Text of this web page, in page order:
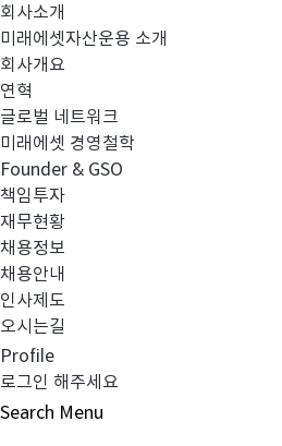
회사소개
미래에셋자산운용 소개
회사개요
연혁
글로벌 네트워크
미래에셋 경영철학
Founder & GSO
책임투자
재무현황
채용정보
채용안내
인사제도
오시는길
Profile
로그인 해주세요
Search Menu
항상 미래에셋을 아껴주시는 고
기원합니다. '미래에셋이머징
'미래에셋글로벌솔루션증권모
원본액이 50억에 미치지 못하여
등으로 인해 운용의 비효율성이
재간접형)'으로 변경하고자 하
점에서, 운용전략이 기존과 달
보여드릴 수 있도록 최선을 다하
펀드명
미래에셋이머징솔루션증권자투